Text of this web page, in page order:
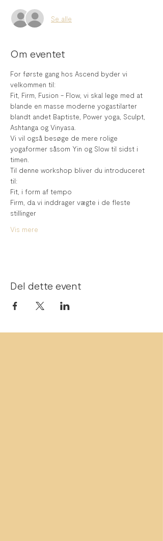
Se alle
Om eventet
For første gang hos Ascend byder vi
velkommen til:
Fit, Firm, Fusion - Flow, vi skal lege med at
blande en masse moderne yogastilarter
blandt andet Baptiste, Power yoga, Sculpt,
Ashtanga og Vinyasa.
Vi vil også besøge de mere rolige
yogaformer såsom Yin og Slow til sidst i
timen.
Til denne workshop bliver du introduceret
til:
Fit, i form af tempo
Firm, da vi inddrager vægte i de fleste
stillinger
Vis mere
Del dette event